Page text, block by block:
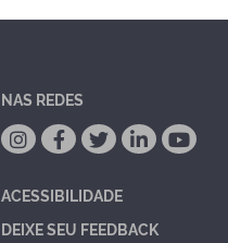
NAS REDES
ACESSIBILIDADE
DEIXE SEU FEEDBACK